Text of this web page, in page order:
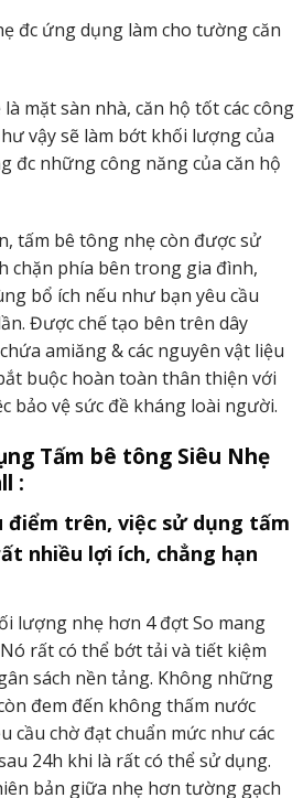
đc ứng dụng làm cho tường căn
mặt sàn nhà, căn hộ tốt các công
vậy sẽ làm bớt khối lượng của
đc những công năng của căn hộ
tấm bê tông nhẹ còn được sử
chặn phía bên trong gia đình,
bổ ích nếu như bạn yêu cầu
Được chế tạo bên trên dây
amiăng & các nguyên vật liệu
buộc hoàn toàn thân thiện với
bảo vệ sức đề kháng loài người.
Tấm bê tông Siêu Nhẹ
:
điểm trên, việc sử dụng tấm
nhiều lợi ích, chẳng hạn
lượng nhẹ hơn 4 đợt So mang
rất có thể bớt tải và tiết kiệm
sách nền tảng. Không những
đem đến không thấm nước
cầu chờ đạt chuẩn mức như các
24h khi là rất có thể sử dụng.
bản giữa nhẹ hơn tường gạch